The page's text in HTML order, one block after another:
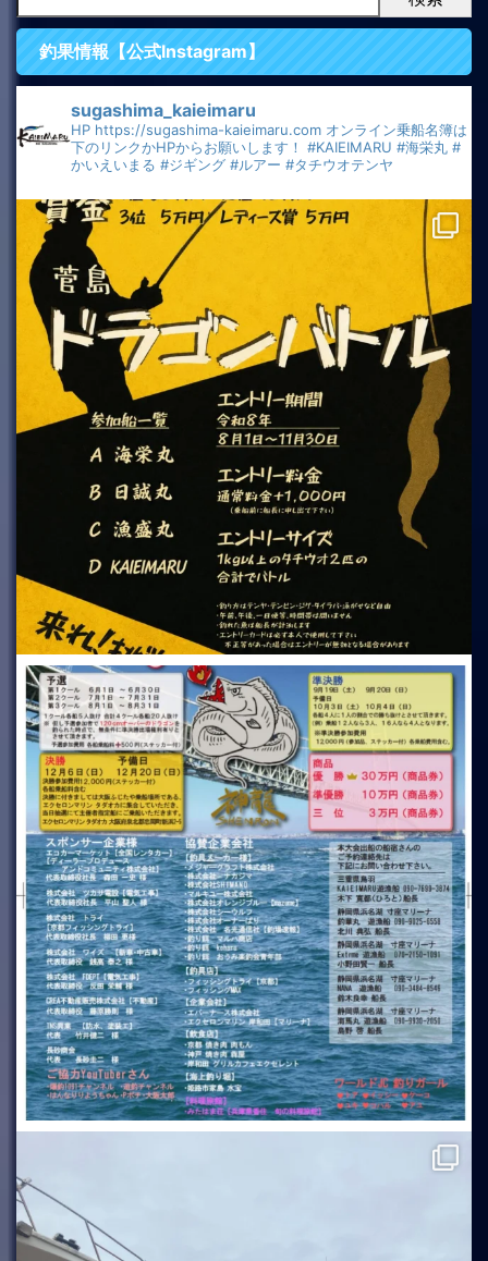
釣果情報【公式Instagram】
sugashima_kaieimaru
HP https://sugashima-kaieimaru.com オンライン乗船名簿は
下のリンクかHPからお願いします！ #KAIEIMARU #海栄丸 #
かいえいまる #ジギング #ルアー #タチウオテンヤ